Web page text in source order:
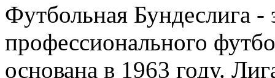
Футбольная Бундеслига -
профессионального
основана в 1963 году.